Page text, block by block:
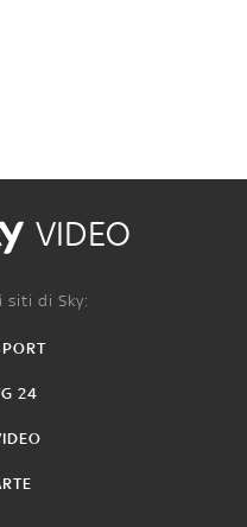
VIDEO
siti di Sky:
24